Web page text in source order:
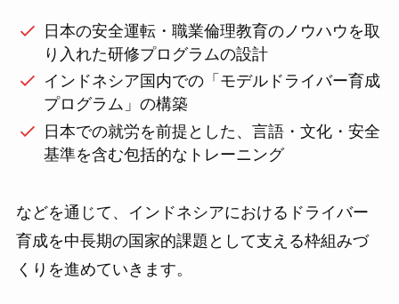
日本の安全運転・職業倫理教育のノウハウを取
り入れた研修プログラムの設計
インドネシア国内での「モデルドライバー育成
プログラム」の構築
日本での就労を前提とした、言語・文化・安全
基準を含む包括的なトレーニング
などを通じて、インドネシアにおけるドライバー
育成を中長期の国家的課題として支える枠組みづ
くりを進めていきます。